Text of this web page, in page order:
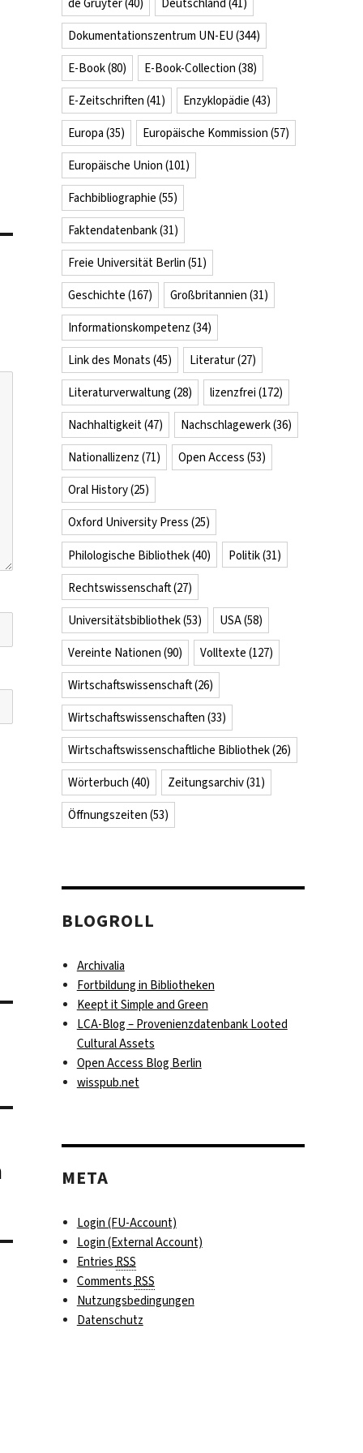
Dokumentationszentrum UN-EU (344)
E-Book(80) E-Book-Collection (38)
E-Zeitschriften (41) Enzyklopädie (43)
Europa (35) Europäische Kommission (57)
Europäische Union (101)
Fachbibliographie (55)
Faktendatenbank(31)
Freie Universität Berlin (51)
Geschichte (167) Großbritannien (31)
Informationskompetenz (34)
Link des Monats (45) Literatur(27)
Literaturverwaltung (28) lizenzfrei (172)
Nachhaltigkeit(47) Nachschlagewerk(36)
Nationallizenz (71) Open Access (53)
Oral History(25)
Oxford University Press (25)
Philologische Bibliothek(40) Politik(31)
Rechtswissenschaft(27)
Universitätsbibliothek(53) USA(58)
Vereinte Nationen (90) Volltexte (127)
Wirtschaftswissenschaft(26)
Wirtschaftswissenschaften (33)
Wirtschaftswissenschaftliche Bibliothek(26)
Wörterbuch (40) Zeitungsarchiv(31)
Öffnungszeiten (53)
BLOGROLL
Archivalia
Fortbildung in Bibliotheken
Keept it Simple and Green
LCA-Blog – Provenienzdatenbank Looted
Cultural Assets
Open Access Blog Berlin
wisspub.net
META
Login (FU-Account)
Login (External Account)
EntriesRSS
CommentsRSS
Nutzungsbedingungen
Datenschutz